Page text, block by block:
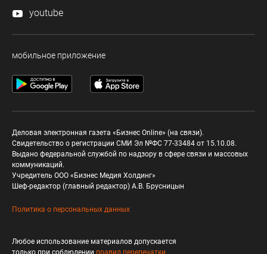
youtube
мобильное приложение
Деловая электронная газета «Бизнес Online» (на связи).
Свидетельство о регистрации СМИ Эл №ФС 77-33484 от 15.10.08.
Выдано федеральной службой по надзору в сфере связи и массовых
коммуникаций.
Учредитель ООО «Бизнес Медия Холдинг»
Шеф-редактор (главный редактор) А.В. Брусницын
Политика о персональных данных
Любое использование материалов допускается
только при соблюдении правил перепечатки